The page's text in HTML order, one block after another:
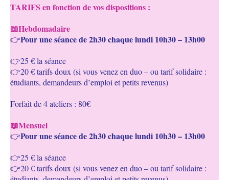
TARIFS en fonction de vos dispositions :
📖Hebdomadaire
👉Pour une séance de 2h30 chaque lundi 10h30 – 13h00
👉25 € la séance
👉20 € tarifs doux (si vous venez en duo – ou tarif solidaire :
étudiants, demandeurs d’emploi et petits revenus)
Forfait de 4 ateliers : 80€
📖Mensuel
👉Pour une séance de 2h30 chaque lundi 10h30 – 13h00
👉25 € la séance
👉20 € tarifs doux (si vous venez en duo – ou tarif solidaire :